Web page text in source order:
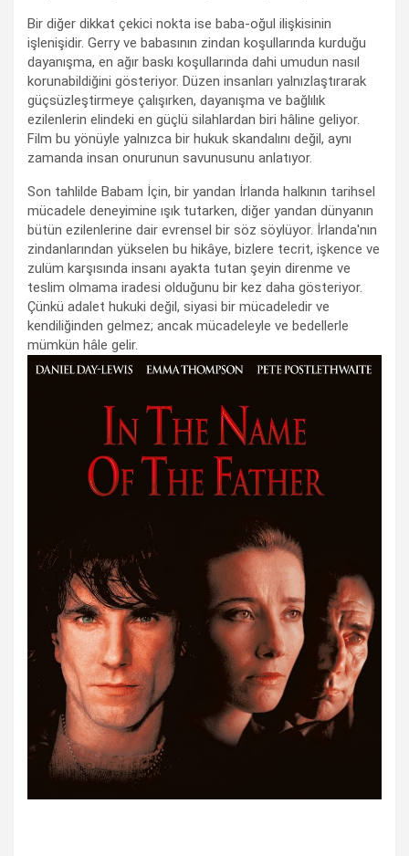
Bir diğer dikkat çekici nokta ise baba-oğul ilişkisinin
işlenişidir. Gerry ve babasının zindan koşullarında kurduğu
dayanışma, en ağır baskı koşullarında dahi umudun nasıl
korunabildiğini gösteriyor. Düzen insanları yalnızlaştırarak
güçsüzleştirmeye çalışırken, dayanışma ve bağlılık
ezilenlerin elindeki en güçlü silahlardan biri hâline geliyor.
Film bu yönüyle yalnızca bir hukuk skandalını değil, aynı
zamanda insan onurunun savunusunu anlatıyor.
Son tahlilde Babam İçin, bir yandan İrlanda halkının tarihsel
mücadele deneyimine ışık tutarken, diğer yandan dünyanın
bütün ezilenlerine dair evrensel bir söz söylüyor. İrlanda'nın
zindanlarından yükselen bu hikâye, bizlere tecrit, işkence ve
zulüm karşısında insanı ayakta tutan şeyin direnme ve
teslim olmama iradesi olduğunu bir kez daha gösteriyor.
Çünkü adalet hukuki değil, siyasi bir mücadeledir ve
kendiliğinden gelmez; ancak mücadeleyle ve bedellerle
mümkün hâle gelir.